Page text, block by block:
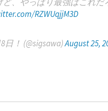
RZWUqjjM3D
！ (@sigsawa)August 25,